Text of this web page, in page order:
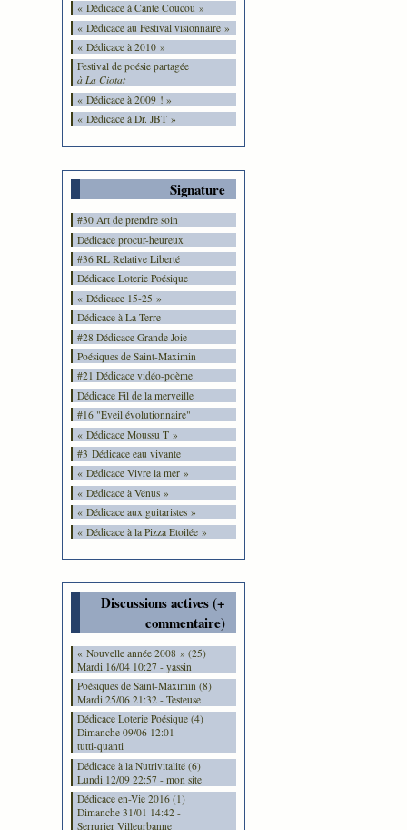
« Dédicace à Cante Coucou »
« Dédicace au Festival visionnaire »
« Dédicace à 2010 »
Festival de poésie partagée
à La Ciotat
« Dédicace à 2009 ! »
« Dédicace à Dr. JBT »
Signature
#30 Art de prendre soin
Dédicace procur-heureux
#36 RL Relative Liberté
Dédicace Loterie Poésique
« Dédicace 15-25 »
Dédicace à La Terre
#28 Dédicace Grande Joie
Poésiques de Saint-Maximin
#21 Dédicace vidéo-poème
Dédicace Fil de la merveille
#16 "Eveil évolutionnaire"
« Dédicace Moussu T »
#3 Dédicace eau vivante
« Dédicace Vivre la mer »
« Dédicace à Vénus »
« Dédicace aux guitaristes »
« Dédicace à la Pizza Etoilée »
Discussions actives (+
commentaire)
« Nouvelle année 2008 » (25)
Mardi 16/04 10:27 - yassin
Poésiques de Saint-Maximin (8)
Mardi 25/06 21:32 - Testeuse
Dédicace Loterie Poésique (4)
Dimanche 09/06 12:01 -
tutti-quanti
Dédicace à la Nutrivitalité (6)
Lundi 12/09 22:57 - mon site
Dédicace en-Vie 2016 (1)
Dimanche 31/01 14:42 -
Serrurier Villeurbanne